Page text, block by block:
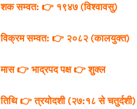
शक सम्वत: 👉 १९४७ (विश्वावसु)
विक्रम सम्वत: 👉 २०८२ (कालयुक्त)
मास 👉 भाद्रपदपक्ष 👉 शुक्ल
तिथि 👉 त्रयोदशी (२७:१८ से चतुर्दशी)